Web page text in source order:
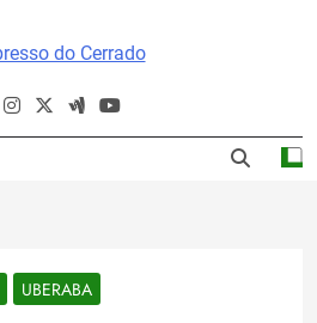
Expresso Do
Cerrado
UBERABA